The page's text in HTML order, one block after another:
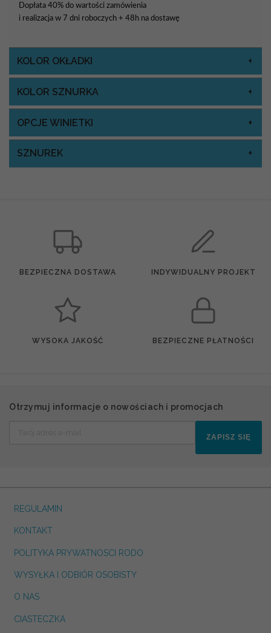
Dopłata 40% do wartości zamówienia
i realizacja w 7 dni roboczych + 48h na dostawę
KOLOR OKŁADKI
KOLOR SZNURKA
OPCJE WINIETKI
SZNUREK
BEZPIECZNA DOSTAWA INDYWIDUALNY PROJEKT
WYSOKA JAKOŚĆ BEZPIECZNE PŁATNOŚCI
Otrzymuj informacje o nowościach i promocjach
ZAPISZ SIĘ
REGULAMIN
KONTAKT
POLITYKA PRYWATNOSCI RODO
WYSYŁKA I ODBIÓR OSOBISTY
O NAS
CIASTECZKA